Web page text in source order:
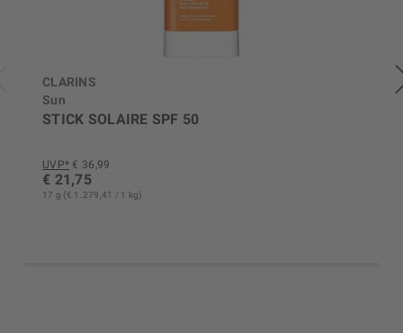
CLARINS
Sun
STICK SOLAIRE SPF 50
UVP* € 36,99
€ 21,75
17 g (€ 1.279,41 / 1 kg)